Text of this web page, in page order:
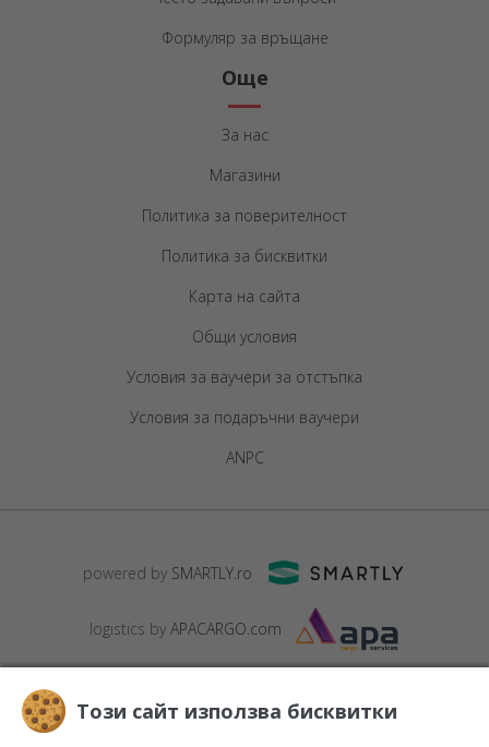
Формуляр за връщане
Още
За нас
Магазини
Политика за поверителност
Политика за бисквитки
Карта на сайта
Общи условия
Условия за ваучери за отстъпка
Условия за подаръчни ваучери
ANPC
powered by SMARTLY.ro
logistics by APACARGO.com
Този сайт използва бисквитки